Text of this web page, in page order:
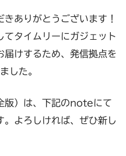
ありがとうございます！
てタイムリーにガジェット
届けするため、発信拠点を
した。
版）は、下記のnoteにて
。よろしければ、ぜひ新し